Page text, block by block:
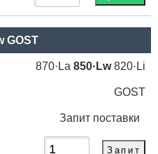
GOST
870·La850·Lw820·Li
GOST
Запит поставки